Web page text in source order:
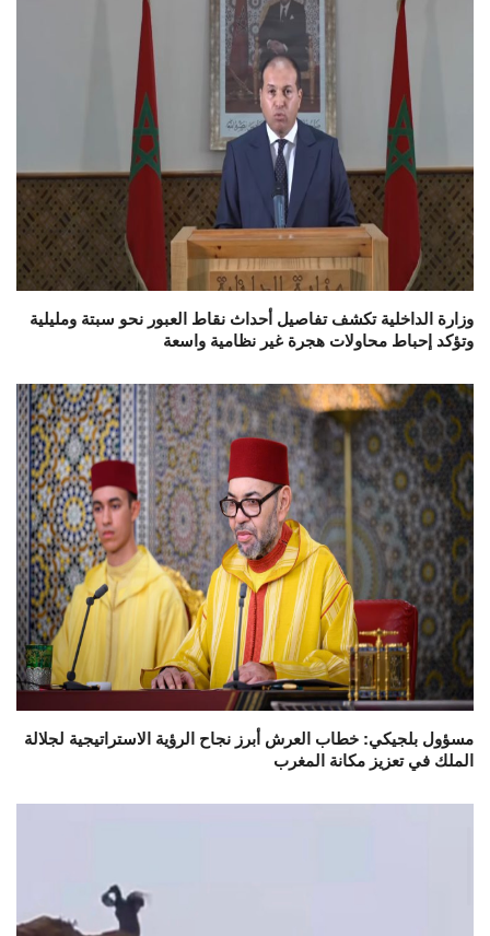
وزارة الداخلية تكشف تفاصيل أحداث نقاط العبور نحو سبتة ومليلية
وتؤكد إحباط محاولات هجرة غير نظامية واسعة
مسؤول بلجيكي: خطاب العرش أبرز نجاح الرؤية الاستراتيجية لجلالة
الملك في تعزيز مكانة المغرب